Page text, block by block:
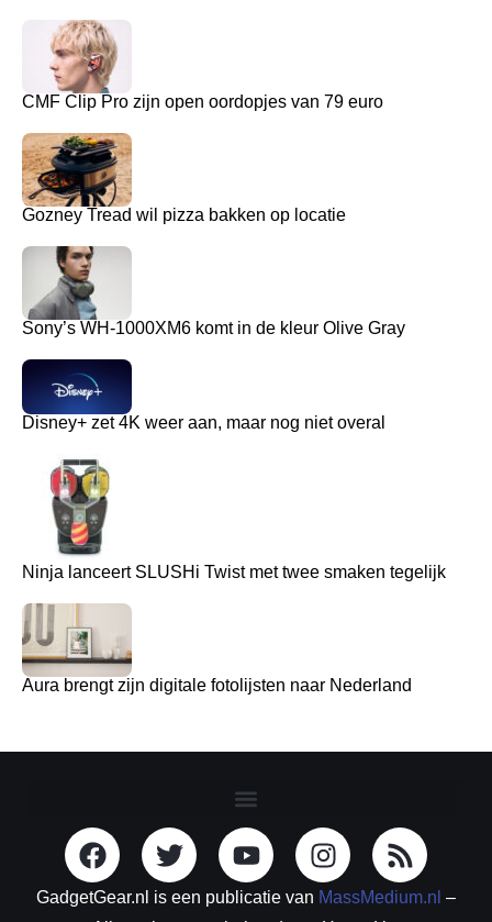
CMF Clip Pro zijn open oordopjes van 79 euro
Gozney Tread wil pizza bakken op locatie
Sony’s WH-1000XM6 komt in de kleur Olive Gray
Disney+ zet 4K weer aan, maar nog niet overal
Ninja lanceert SLUSHi Twist met twee smaken tegelijk
Aura brengt zijn digitale fotolijsten naar Nederland
GadgetGear.nl is een publicatie van MassMedium.nl –